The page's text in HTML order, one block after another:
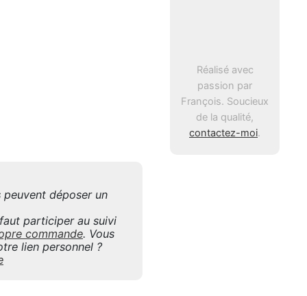
Réalisé avec
passion par
François. Soucieux
de la qualité,
contactez-moi.
déposer un
participer au suivi
commande. Vous
lien personnel ?